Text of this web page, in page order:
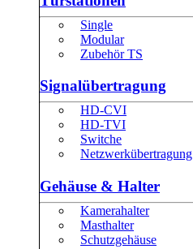
Single
Modular
Zubehör TS
Signalübertragung
HD-CVI
HD-TVI
Switche
Netzwerkübertragung
Gehäuse & Halter
Kamerahalter
Masthalter
Schutzgehäuse